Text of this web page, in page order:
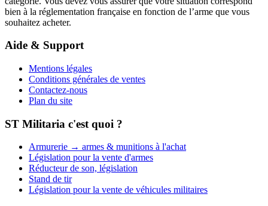
bien à la réglementation française en fonction de l’arme que vous
souhaitez acheter.
Aide & Support
Mentions légales
Conditions générales de ventes
Contactez-nous
Plan du site
ST Militaria c'est quoi ?
Armurerie → armes & munitions à l'achat
Législation pour la vente d'armes
Réducteur de son, législation
Stand de tir
Législation pour la vente de véhicules militaires